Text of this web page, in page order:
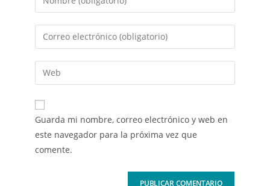
Guarda mi nombre, correo electrónico y web en
este navegador para la próxima vez que
comente.